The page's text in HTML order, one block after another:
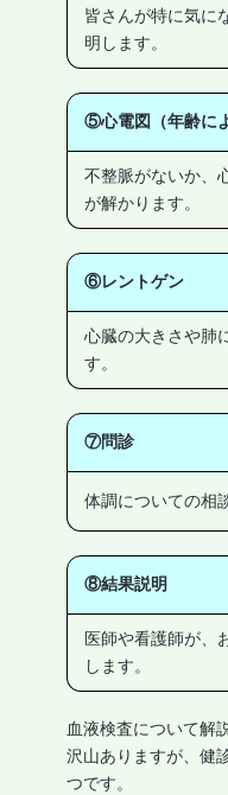
皆さんが特に気に
明します。
⑤心電図（年齢に
不整脈がないか、
が解かります。
⑥レントゲン
心臓の大きさや肺
す。
⑦問診
体調についての相
⑧結果説明
医師や看護師が、
します。
血液検査について解
沢山ありますが、
つです。